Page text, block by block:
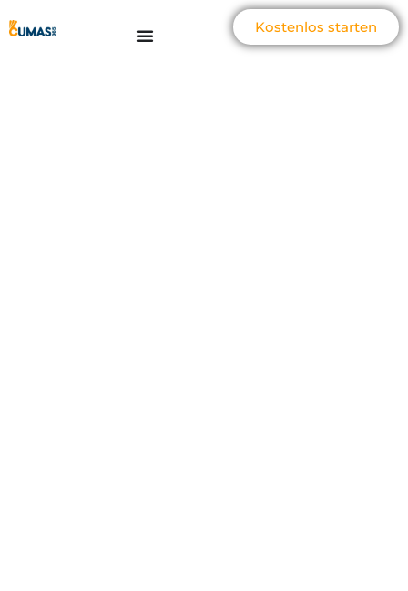
Kostenlos starten